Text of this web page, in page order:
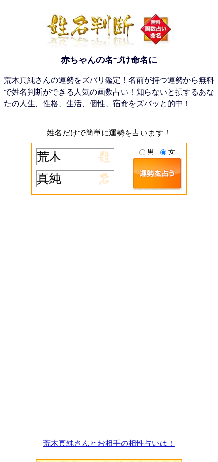
赤ちゃんの名づけ命名に
荒木真純さんの運勢をズバリ鑑定！名前が持つ運勢から無料
で姓名判断ができる人気の画数占い！知らないと損するあな
たの人生、性格、生活、個性、宿命をズバッと的中！
姓名だけで簡単に運勢を占います！
男 女
荒木真純さんとお相手の相性占いは！